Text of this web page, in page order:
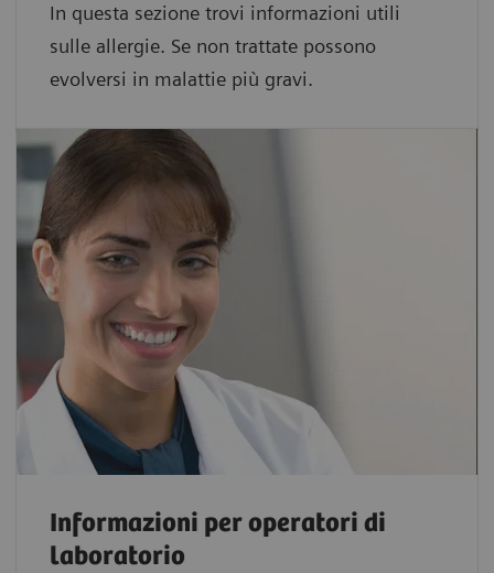
In questa sezione trovi informazioni utili
sulle allergie. Se non trattate possono
evolversi in malattie più gravi.
Informazioni per operatori di
laboratorio